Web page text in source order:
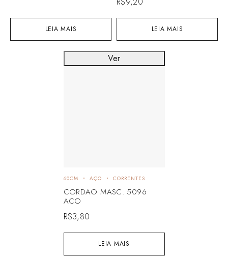
LEIA MAIS LEIA MAIS
LEIA MAIS
60CM AÇO CORRENTES
CORDAO MASC. 5096
ACO
R$3,80
Ver